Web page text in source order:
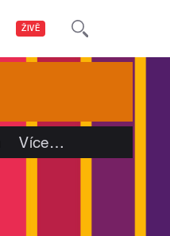
ŽIVĚ
Více…